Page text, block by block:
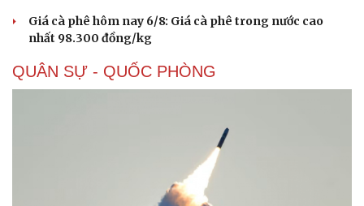
Giá cà phê hôm nay 6/8: Giá cà phê trong nước cao
nhất 98.300 đồng/kg
QUÂN SỰ - QUỐC PHÒNG